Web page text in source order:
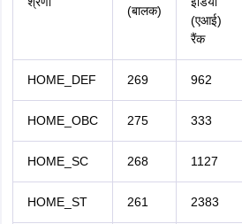
(बालक)
(एआई)
रैंक
HOME_DEF 269 962
HOME_OBC 275 333
HOME_SC 268 1127
HOME_ST 261 2383